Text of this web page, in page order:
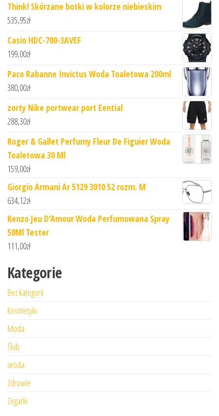
Think! Skórzane botki w kolorze niebieskim
535,95zł
Casio HDC-700-3AVEF
199,00zł
Paco Rabanne Invictus Woda Toaletowa 200ml
380,00zł
zorty Nike portwear port Eential
288,30zł
Roger & Gallet Perfumy Fleur De Figuier Woda
Toaletowa 30 Ml
159,00zł
Giorgio Armani Ar 5129 3010 52 rozm. M
634,12zł
Kenzo Jeu D'Amour Woda Perfumowana Spray
50Ml Tester
111,00zł
Kategorie
Bez kategorii
Kosmetyki
Moda
Ślub
uroda
Zdrowie
Zegarki